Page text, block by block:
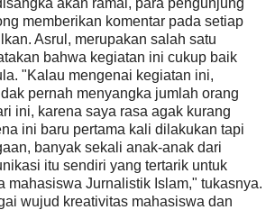
memberikan komentar pada setiap
Asrul, merupakan salah satu
bahwa kegiatan ini cukup baik
"Kalau mengenai kegiatan ini,
pernah menyangka jumlah orang
ini, karena saya rasa agak kurang
ini baru pertama kali dilakukan tapi
banyak sekali anak-anak dari
itu sendiri yang tertarik untuk
mahasiswa Jurnalistik Islam," tukasnya.
wujud kreativitas mahasiswa dan